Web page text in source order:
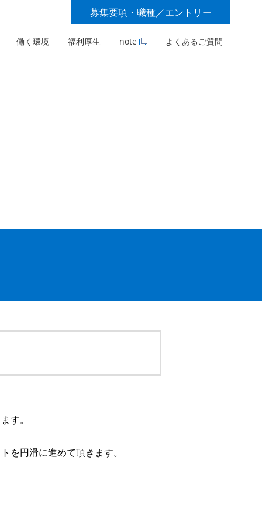
募集要項・職種／エントリー
働く環境 福利厚生 note よくあるご質問
す。
を円滑に進めて頂きます。